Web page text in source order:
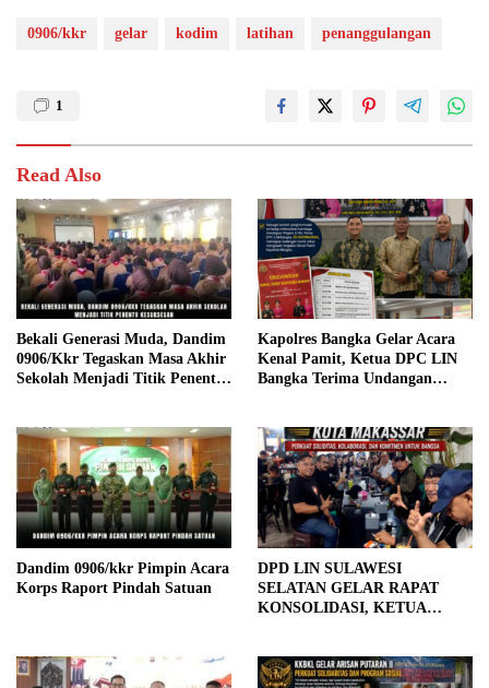
0906/kkr gelar kodim latihan penanggulangan
1
Read Also
Bekali Generasi Muda, Dandim
0906/Kkr Tegaskan Masa Akhir
Sekolah Menjadi Titik Penentu
Kapolres Bangka Gelar Acara
Kenal Pamit, Ketua DPC LIN
Bangka Terima Undangan
Organisasi
Dandim 0906/kkr Pimpin Acara
Korps Raport Pindah Satuan
DPD LIN SULAWESI
SELATAN GELAR RAPAT
KONSOLIDASI, KETUA
KOMITMEN KOLABORASI